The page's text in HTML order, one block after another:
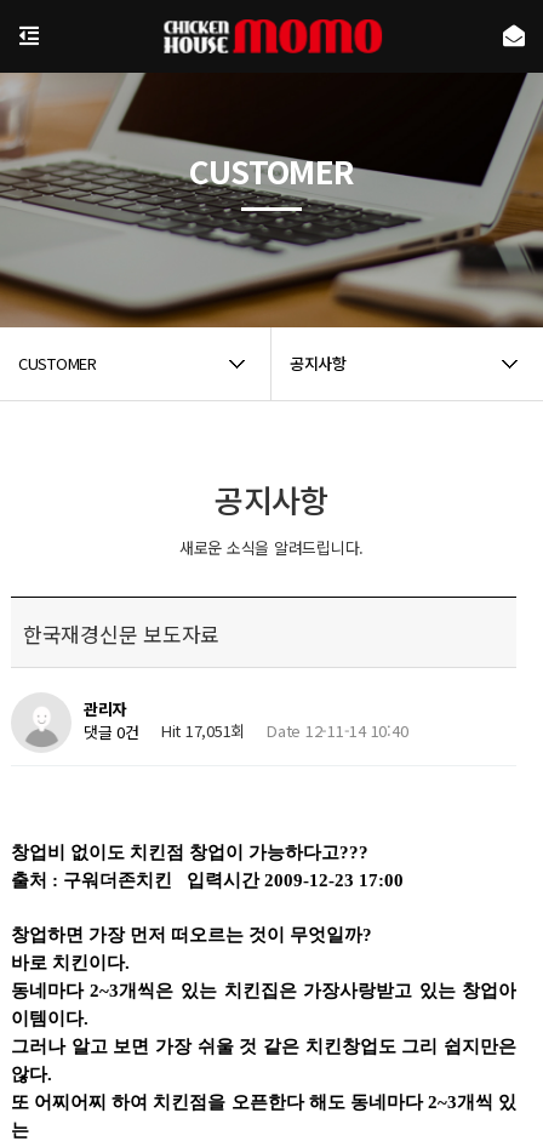
CUSTOMER 공지사항
CUSTOMER
공지사항
새로운 소식을 알려드립니다.
한국재경신문 보도자료
관리자
댓글 0건
Hit 17,051회 Date 12-11-14 10:40
창업비 없이도 치킨점 창업이 가능하다고???
출처 : 구워더존치킨 입력시간 2009-12-23 17:00
창업하면 가장 먼저 떠오르는 것이 무엇일까?
바로 치킨이다.
동네마다 2~3개씩은 있는 치킨집은 가장사랑받고 있는 창업아
이템이다.
그러나 알고 보면 가장 쉬울 것 같은 치킨창업도 그리 쉽지만은
않다.
또 어찌어찌 하여 치킨점을 오픈한다 해도 동네마다 2~3개씩 있
는